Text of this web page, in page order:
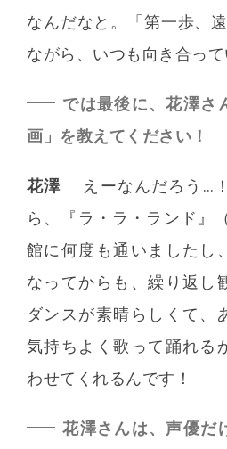
なんだなと。「第一歩、
ながら、いつも向き合って
では最後に、花澤さ
画」を教えてください！
花澤
えーなんだろう…
ら、『ラ・ラ・ランド』
館に何度も通いましたし
なってからも、繰り返し
ダンスが素晴らしくて、
気持ちよく歌って踊れる
わせてくれるんです！
花澤さんは、声優だ